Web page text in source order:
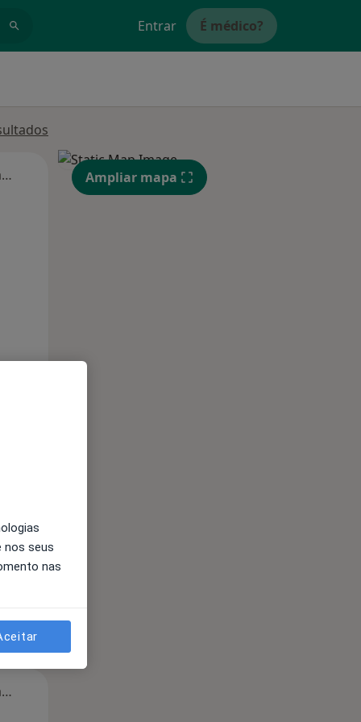
Entrar É médico?
Segunda-feira Qua Qui,
13 Ago
Segunda-feira
Ampliar mapa
nos seus
nas